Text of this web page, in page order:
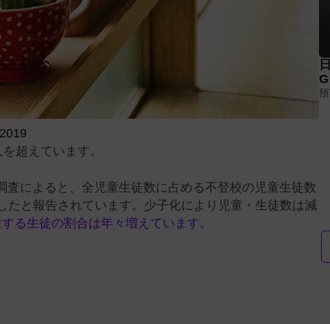
超えています。
査によると、全児童生徒数に占める不登校の児童生徒数
たと報告されています。少子化により児童・生徒数は減
る生徒の割合は年々増えています。